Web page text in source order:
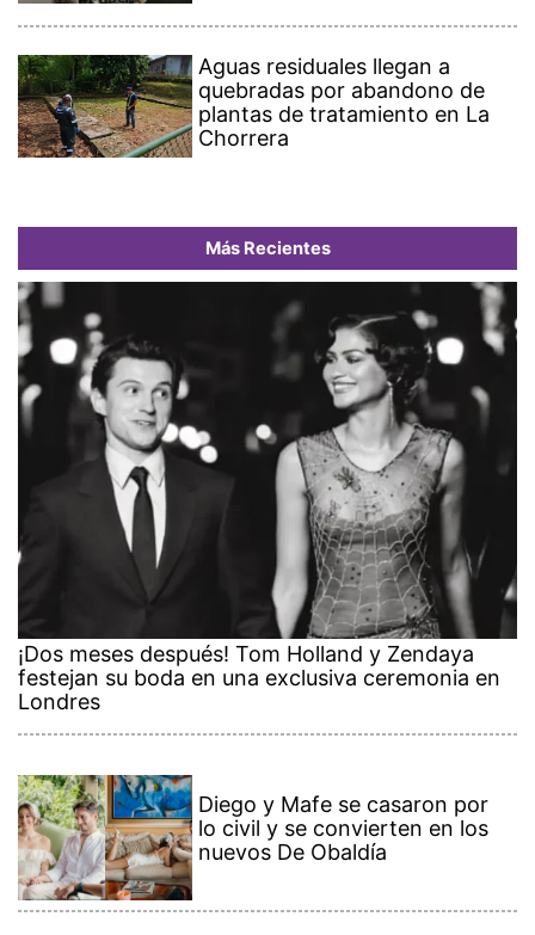
Aguas residuales llegan a
quebradas por abandono de
plantas de tratamiento en La
Chorrera
Más Recientes
¡Dos meses después! Tom Holland y Zendaya
festejan su boda en una exclusiva ceremonia en
Londres
Diego y Mafe se casaron por
lo civil y se convierten en los
nuevos De Obaldía